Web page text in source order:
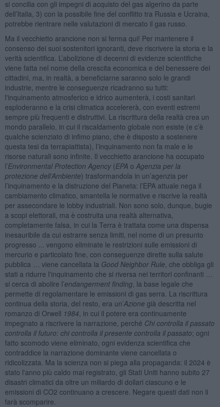
si concilia con gli impegni di acquisto del gas algerino da parte
dell’Italia, 3) con la possibile fine del conflitto tra Russia e Ucraina,
potrebbe rientrare nelle valutazioni di mercato il gas russo.
Ma il vecchietto arancione non si ferma qui! Per mantenere il
consenso dei suoi sostenitori ignoranti, deve riscrivere la storia e la
verità scientifica. L’abolizione di decenni di evidenze scientifiche
viene fatta nel nome della crescita economica e del benessere dei
cittadini, ma, in realtà, a beneficiarne saranno solo le grandi
industrie, mentre le conseguenze ricadranno su tutti:
l'inquinamento atmosferico e idrico aumenterà, i costi sanitari
esploderanno e la crisi climatica accelererà, con eventi estremi
sempre più frequenti e distruttivi. La riscrittura della realtà crea un
mondo parallelo, in cui il riscaldamento globale non esiste (e c’è
qualche scienziato di infimo piano, che è disposto a sostenere
questa tesi da terrapiattista), l’inquinamento non fa male e le
risorse naturali sono infinite. Il vecchietto arancione ha occupato
l’Environmental Protection Agency (EPA o Agenzia per la
protezione dell’Ambiente) trasformandola in un’agenzia per
l’inquinamento e la distruzione del Pianeta: l’EPA attuale nega il
cambiamento climatico, smantella le normative e riscrive la realtà
per assecondare le lobby industriali. Non sono solo, dunque, bugie
a scopi elettorali, ma è costruita una realtà alternativa,
completamente falsa, in cui la Terra è trattata come una dispensa
inesauribile da cui estrarre senza limiti, nel nome di un presunto
progresso ... vengono eliminate le restrizioni sulle emissioni di
mercurio e particolato fine, con conseguenze dirette sulla salute
pubblica … viene cancellata la Good Neighbor Rule , che obbliga gli
stati a ridurre l'inquinamento che si riversa nei territori confinanti …
si cerca di abolire l’endangerment finding, la base legale che
permette di regolamentare le emissioni di gas serra. La riscrittura
continua della storia, del resto, era un’Azione già descritta nel
romanzo di Orwell 1984 , in cui il potere era continuamente
impegnato a riscrivere la narrazione, perché Chi controlla il passato
controlla il futuro: chi controlla il presente controlla il passato; ogni
fatto scomodo viene eliminato, ogni evidenza scientifica che
contraddice la narrazione dominante viene cancellata o
ridicolizzata. Ma la scienza non si piega alla propaganda: il 2024 è
stato l'anno più caldo mai registrato, gli Stati Uniti hanno subito 27
disastri climatici da oltre un miliardo di dollari ciascuno e le
emissioni di CO2 continuano a crescere. Negare questi dati non li
farà scomparire.